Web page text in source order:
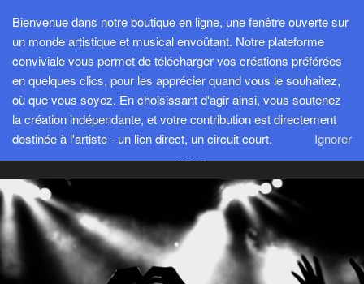
Bienvenue dans notre boutique en ligne, une fenêtre ouverte sur
un monde artistique et musical envoûtant. Notre plateforme
conviviale vous permet de télécharger vos créations préférées
en quelques clics, pour les apprécier quand vous le souhaitez,
où que vous soyez. En choisissant d'agir ainsi, vous soutenez
la création indépendante, et votre contribution est directement
destinée à l'artiste - un lien direct, un circuit court.
Ignorer
contenu
principal
SESPROD
Créer, exister et transmettre pour avancer ensemble